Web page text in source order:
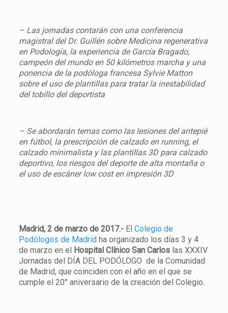
– Las jornadas contarán con una conferencia
magistral del Dr. Guillén sobre Medicina regenerativa
en Podología, la experiencia de García Bragado,
campeón del mundo en 50 kilómetros marcha y una
ponencia de la podóloga francesa Sylvie Matton
sobre el uso de plantillas para tratar la inestabilidad
del tobillo del deportista
– Se abordarán temas como las lesiones del antepié
en fútbol, la prescripción de calzado en running, el
calzado minimalista y las plantillas 3D para calzado
deportivo, los riesgos del deporte de alta montaña o
el uso de escáner low cost en impresión 3D
Madrid, 2 de marzo de 2017.-El Colegio de
Podólogos de Madridha organizado los días 3 y 4
de marzo en el Hospital Clínico San Carloslas XXXIV
Jornadas del DÍA DEL PODÓLOGO de la Comunidad
de Madrid, que coinciden con el año en el que se
cumple el 20° aniversario de la creación del Colegio.